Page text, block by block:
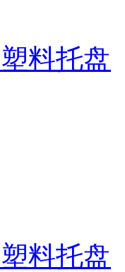
料托盘
料托盘